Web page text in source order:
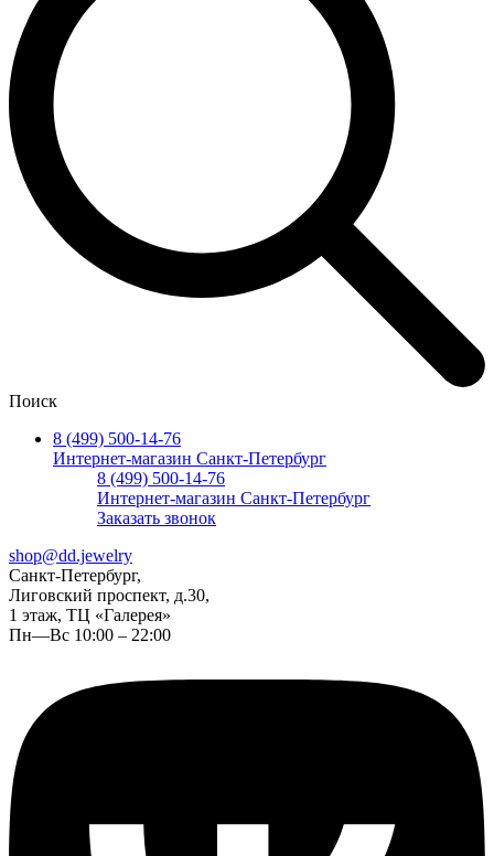
Поиск
8 (499) 500-14-76
Интернет-магазин Санкт-Петербург
8 (499) 500-14-76
Интернет-магазин Санкт-Петербург
Заказать звонок
shop@dd.jewelry
Санкт-Петербург,
Лиговский проспект, д.30,
1 этаж, ТЦ «Галерея»
Пн—Вс 10:00 – 22:00